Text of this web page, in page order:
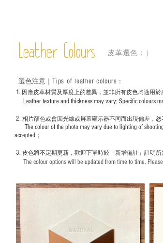
Leather Colours 皮革選色：）
1. ​ 因應皮革材質及厚度上的差異，並非所有皮色均適用
Leather texture and thickness may vary; Specific colours
2. 相片顏色或會因光線或屏幕顯示器不同而出現偏差，恕
The colour of the photo may vary due to lighting of
accepted；
3. 皮色將不定期更新，歡迎下單時於「新增備註」註明 所
The colour options will be updated from time to time.
選色注意｜ Tips of leather colours ：